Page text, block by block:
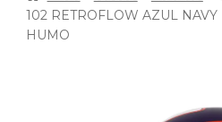
102 RETROFLOW AZUL
HUMO